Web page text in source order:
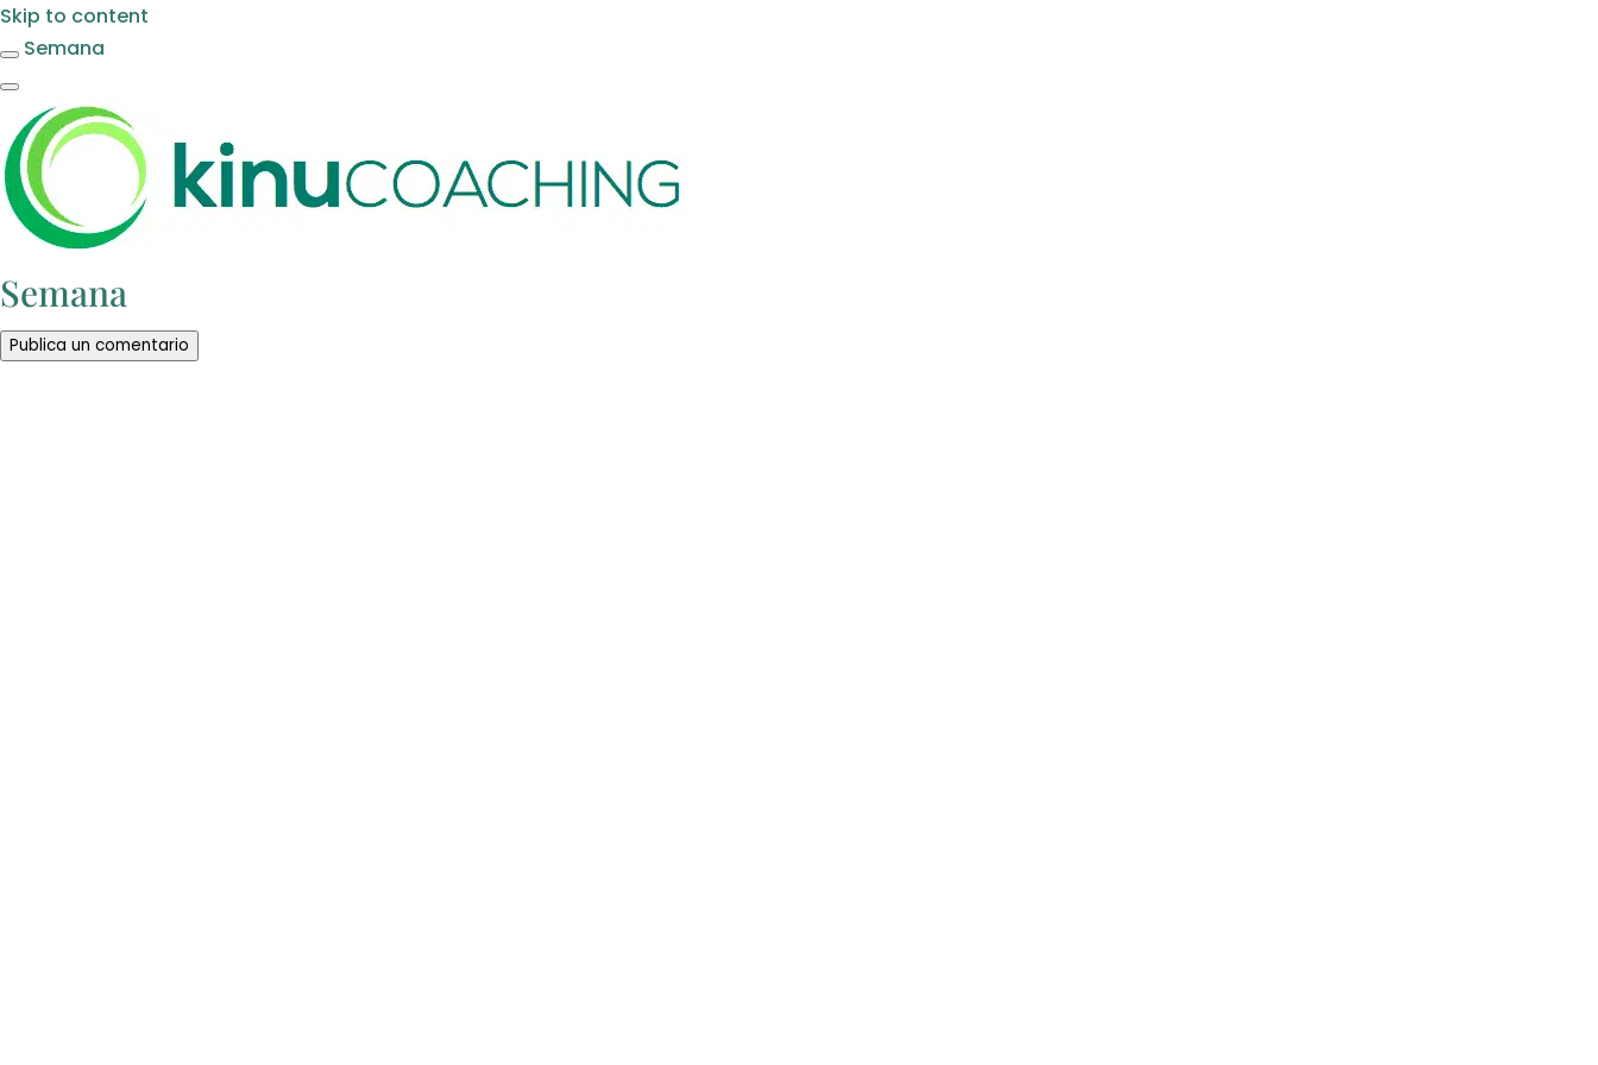
Skip to content
Semana
Semana
Publica un comentario